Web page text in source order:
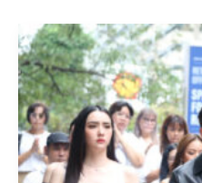
“เข้ม-
มุกดา”
ควง
คู่
เปิด
ตัว
ที่
ช่องone31